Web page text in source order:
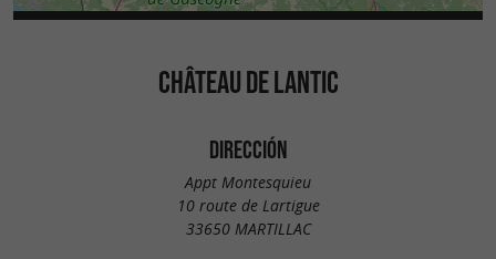
CHÂTEAU DE LANTIC
DIRECCIÓN
Appt Montesquieu
10 route de Lartigue
33650 MARTILLAC